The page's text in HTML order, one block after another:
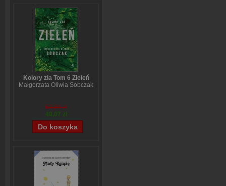
Kolory zła Tom 6 Zieleń
Małgorzata Oliwia Sobczak
59,84 zł
48,07 zł